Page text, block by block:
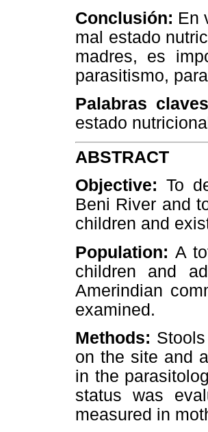
Conclusión: En
mal estado
madres, es
parasitismo,
Palabras
estado
ABSTRACT
Objective: To
Beni River and
children and
Population: A
children and
Amerindian
examined.
Methods:
on the site and
in the
status was
measured in